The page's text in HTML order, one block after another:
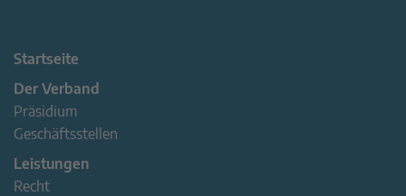
Startseite
Der Verband
Präsidium
Geschäftsstellen
Leistungen
Recht